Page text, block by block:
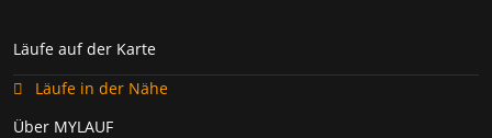
Läufe auf der Karte
Läufe in der Nähe
Über MYLAUF